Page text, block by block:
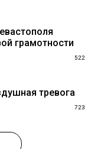
грамотности
522
тревога
723